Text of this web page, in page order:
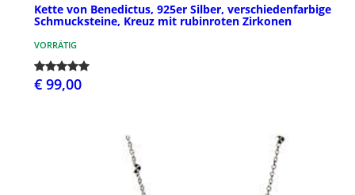
Kette von Benedictus, 925er Silber, verschiedenfarbige
Schmucksteine, Kreuz mit rubinroten Zirkonen
VORRÄTIG
€ 99,00